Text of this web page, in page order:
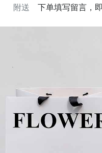
附送
下单填写留言，